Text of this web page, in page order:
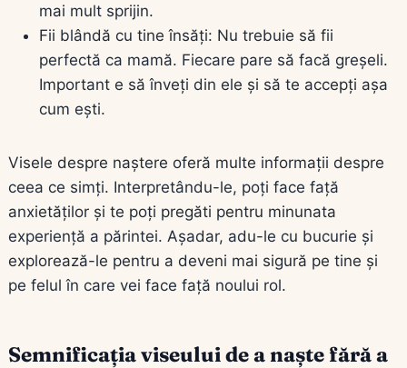
mai mult sprijin.
Fii blândă cu tine însăți: Nu trebuie să fii
perfectă ca mamă. Fiecare pare să facă greșeli.
Important e să înveți din ele și să te accepți așa
cum ești.
Visele despre naștere oferă multe informații despre
ceea ce simți. Interpretându-le, poți face față
anxietăților și te poți pregăti pentru minunata
experiență a părintei. Așadar, adu-le cu bucurie și
explorează-le pentru a deveni mai sigură pe tine și
pe felul în care vei face față noului rol.
Semnificația viseului de a naște fără a